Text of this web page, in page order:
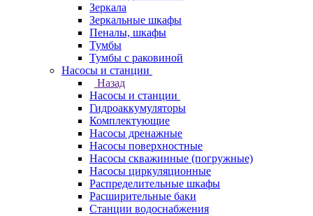
Зеркала
Зеркальные шкафы
Пеналы, шкафы
Тумбы
Тумбы с раковиной
Насосы и станции
Назад
Насосы и станции
Гидроаккумуляторы
Комплектующие
Насосы дренажные
Насосы поверхностные
Насосы скважинные (погружные)
Насосы циркуляционные
Распределительные шкафы
Расширительные баки
Станции водоснабжения